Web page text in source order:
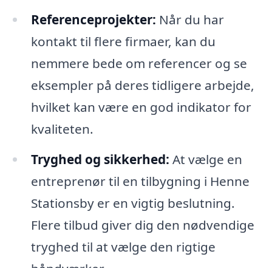
Referenceprojekter: Når du har
kontakt til flere firmaer, kan du
nemmere bede om referencer og se
eksempler på deres tidligere arbejde,
hvilket kan være en god indikator for
kvaliteten.
Tryghed og sikkerhed: At vælge en
entreprenør til en tilbygning i Henne
Stationsby er en vigtig beslutning.
Flere tilbud giver dig den nødvendige
tryghed til at vælge den rigtige